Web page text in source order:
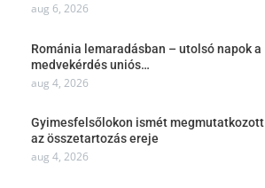
aug 6, 2026
Románia lemaradásban – utolsó napok a
medvekérdés uniós…
aug 4, 2026
Gyimesfelsőlokon ismét megmutatkozott
az összetartozás ereje
aug 4, 2026